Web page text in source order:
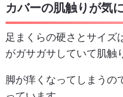
カバーの肌触りが気
足まくらの硬さとサイズ
がガサガサしていて肌触
脚が痒くなってしまうの